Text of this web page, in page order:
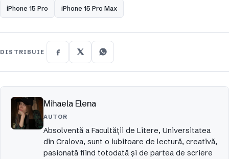
iPhone 15 Pro iPhone 15 Pro Max
DISTRIBUIE
Mihaela Elena
AUTOR
Absolventă a Facultății de Litere, Universitatea
din Craiova, sunt o iubitoare de lectură, creativă,
pasionată fiind totodată și de partea de scriere